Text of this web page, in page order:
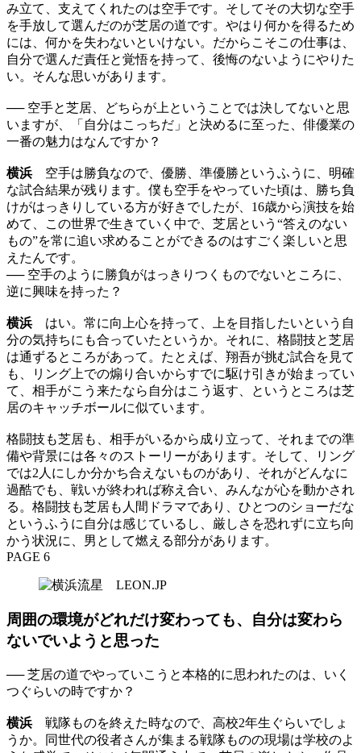
み立て、支えてくれたのは空手です。そしてその大切な空手
を手放して選んだのが芝居の道です。やはり何かを得るため
には、何かを失わないといけない。だからこそこの仕事は、
自分で選んだ責任と覚悟を持って、後悔のないようにやりた
い。そんな思いがあります。
── 空手と芝居、どちらが上ということでは決してないと思
いますが、「自分はこっちだ」と決めるに至った、俳優業の
一番の魅力はなんですか？
横浜空手は勝負なので、優勝、準優勝というふうに、明確
な試合結果が残ります。僕も空手をやっていた頃は、勝ち負
けがはっきりしている方が好きでしたが、16歳から演技を始
めて、この世界で生きていく中で、芝居という“答えのない
もの”を常に追い求めることができるのはすごく楽しいと思
えたんです。
── 空手のように勝負がはっきりつくものでないところに、
逆に興味を持った？
横浜はい。常に向上心を持って、上を目指したいという自
分の気持ちにも合っていたというか。それに、格闘技と芝居
は通ずるところがあって。たとえば、翔吾が挑む試合を見て
も、リング上での煽り合いからすでに駆け引きが始まってい
て、相手がこう来たなら自分はこう返す、というところは芝
居のキャッチボールに似ています。
格闘技も芝居も、相手がいるから成り立って、それまでの準
備や背景には各々のストーリーがあります。そして、リング
では2人にしか分かち合えないものがあり、それがどんなに
過酷でも、戦いが終われば称え合い、みんなが心を動かされ
る。格闘技も芝居も人間ドラマであり、ひとつのショーだな
というふうに自分は感じているし、厳しさを恐れずに立ち向
かう状況に、男として燃える部分があります。
PAGE 6
周囲の環境がどれだけ変わっても、自分は変わら
ないでいようと思った
── 芝居の道でやっていこうと本格的に思われたのは、いく
つぐらいの時ですか？
横浜戦隊ものを終えた時なので、高校2年生ぐらいでしょ
うか。同世代の役者さんが集まる戦隊ものの現場は学校のよ